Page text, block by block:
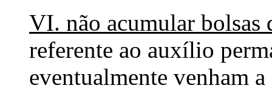
VI. não acumular bolsas
referente ao auxílio
eventualmente venham